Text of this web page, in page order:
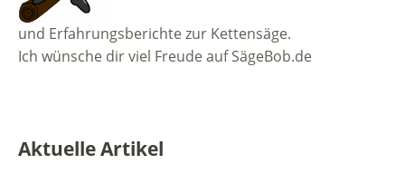
und Erfahrungsberichte zur Kettensäge.
Ich wünsche dir viel Freude auf SägeBob.de
Aktuelle Artikel